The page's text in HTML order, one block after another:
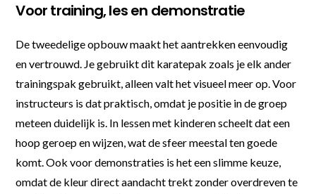
Voor training, les en demonstratie
De tweedelige opbouw maakt het aantrekken eenvoudig
en vertrouwd. Je gebruikt dit karatepak zoals je elk ander
trainingspak gebruikt, alleen valt het visueel meer op. Voor
instructeurs is dat praktisch, omdat je positie in de groep
meteen duidelijk is. In lessen met kinderen scheelt dat een
hoop geroep en wijzen, wat de sfeer meestal ten goede
komt. Ook voor demonstraties is het een slimme keuze,
omdat de kleur direct aandacht trekt zonder overdreven te